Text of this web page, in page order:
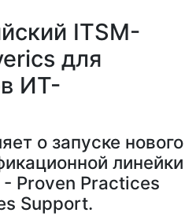
ITSM-
для
ИТ-
о запуске нового
линейки
Proven Practices
Support.